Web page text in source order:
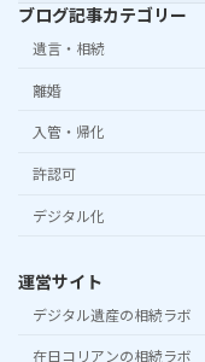
ブログ記事カテゴリー
遺言・相続
離婚
入管・帰化
許認可
デジタル化
運営サイト
デジタル遺産の相続ラボ
在日コリアンの相続ラボ